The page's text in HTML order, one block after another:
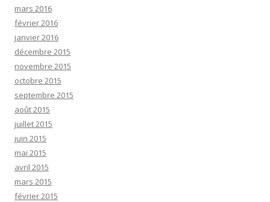
mars 2016
février 2016
janvier 2016
décembre 2015
novembre 2015
octobre 2015
septembre 2015
août 2015
juillet 2015
juin 2015
mai 2015
avril 2015
mars 2015
février 2015